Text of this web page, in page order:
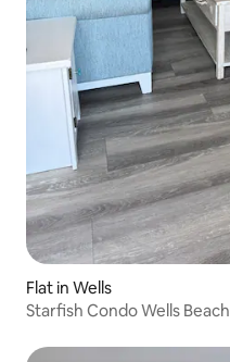
Flat in Wells
Starfish Condo Wells Beach